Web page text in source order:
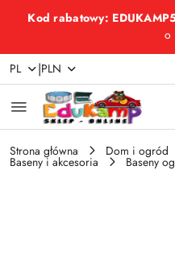
Przejdź do treści
Przejdź do
Przejdź do moje konto
Przejdź do menu
Przejdź do opisu
Przejdź do stopki
Kod rabatowy:
o
PL |PLN
Strona główna Dom i ogród
Baseny i akcesoria Baseny